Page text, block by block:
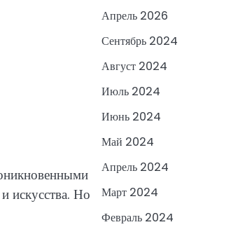
искусства. Но
Апрель 2026
Сентябрь 2024
Август 2024
Июль 2024
Июнь 2024
Май 2024
Апрель 2024
Март 2024
Февраль 2024